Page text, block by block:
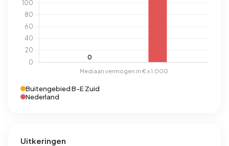
Buitengebied B-E Zuid
Nederland
Uitkeringen